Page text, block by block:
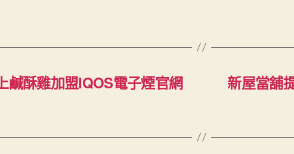
鹹酥雞加盟IQOS電子煙官網
新屋當舖